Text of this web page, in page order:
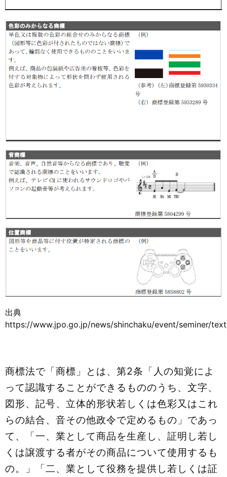
出典
https://www.jpo.go.jp/news/shinchaku/event/seminer/
商標法で「商標」とは、第2条「人の知覚によ
って認識することができるもののうち、文字、
図形、記号、立体的形状若しくは色彩又はこれ
らの結合、音その他政令で定めるもの」であっ
て、「一、業として商品を生産し、証明し若し
くは譲渡する者がその商品について使用するも
の。」「二、業として役務を提供し若しくは証